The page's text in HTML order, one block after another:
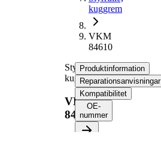
kuggrem
VKM
84610
Styrrulle,
kuggrem
VKM
84610
Produktinformation
Reparationsanvisningar
Kompatibilitet
OE-
nummer